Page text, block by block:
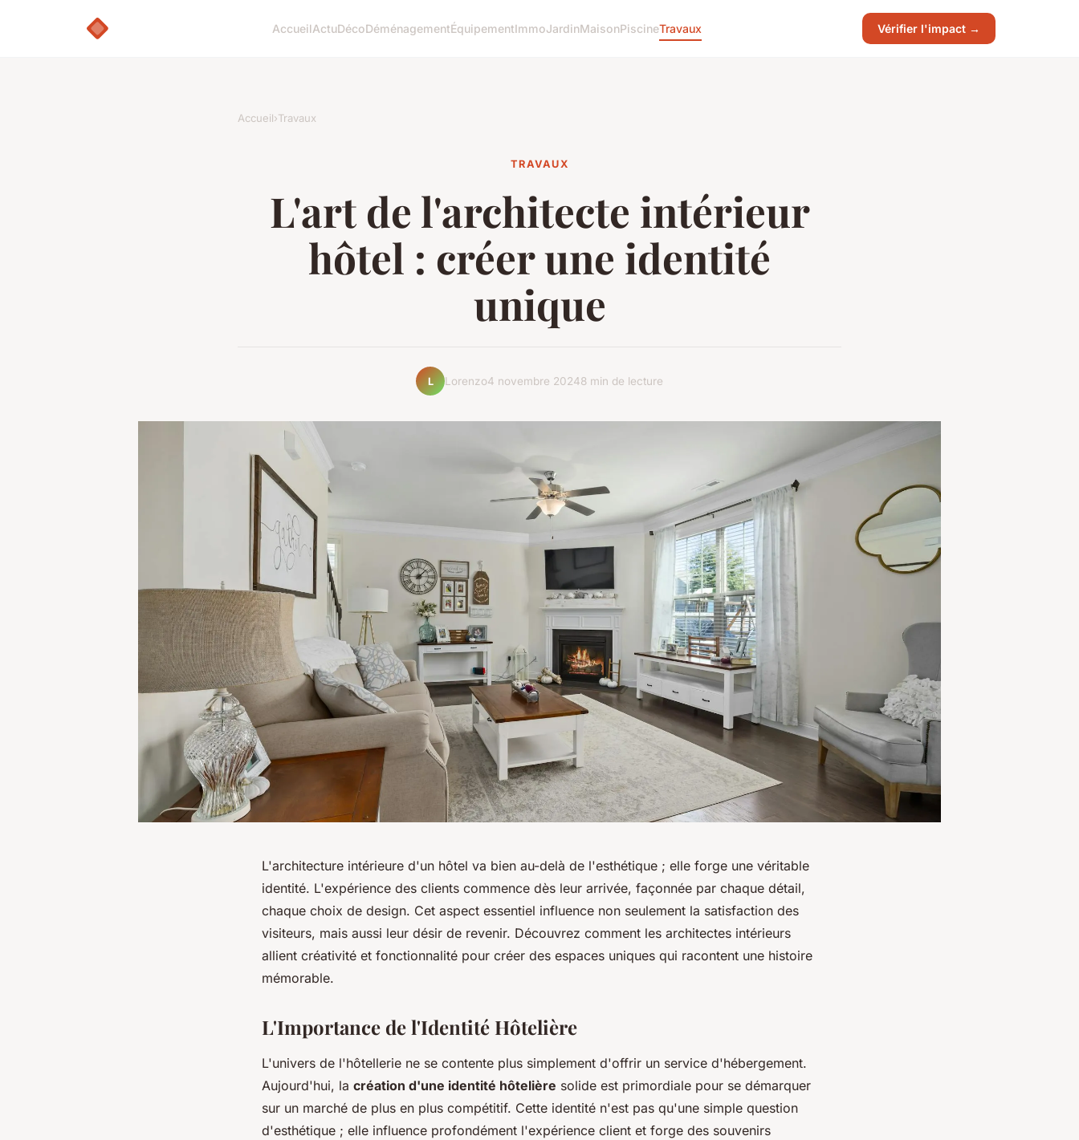
AccueilActuDécoDéménagementÉquipementImmoJardinMaisonPiscineTravaux Vérifier l'impact →
Accueil›Travaux
TRAVAUX
L'art de l'architecte intérieur
hôtel : créer une identité
unique
L Lorenzo4 novembre 20248 min de lecture
L'architecture intérieure d'un hôtel va bien au-delà de l'esthétique ; elle forge une véritable
identité. L'expérience des clients commence dès leur arrivée, façonnée par chaque détail,
chaque choix de design. Cet aspect essentiel influence non seulement la satisfaction des
visiteurs, mais aussi leur désir de revenir. Découvrez comment les architectes intérieurs
allient créativité et fonctionnalité pour créer des espaces uniques qui racontent une histoire
mémorable.
L'Importance de l'Identité Hôtelière
L'univers de l'hôtellerie ne se contente plus simplement d'offrir un service d'hébergement.
Aujourd'hui, la création d'une identité hôtelière solide est primordiale pour se démarquer
sur un marché de plus en plus compétitif. Cette identité n'est pas qu'une simple question
d'esthétique ; elle influence profondément l'expérience client et forge des souvenirs